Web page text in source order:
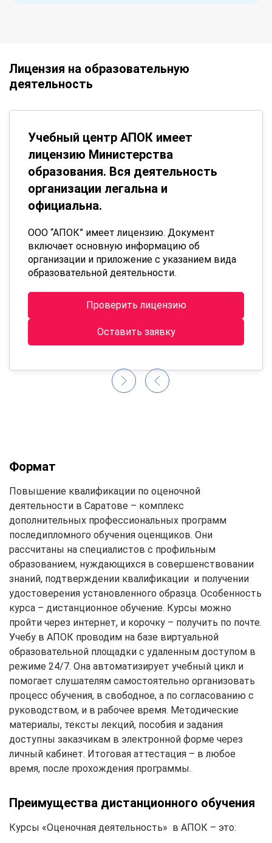
Лицензия на образовательную
деятельность
Учебный центр АПОК имеет
лицензию Министерства
образования. Вся деятельность
организации легальна и
официальна.
ООО “АПОК” имеет лицензию. Документ
включает основную информацию об
организации и приложение с указанием вида
образовательной деятельности.
Проверить лицензию
Оставить заявку
Формат
Повышение квалификации по оценочной
деятельности в Саратове – комплекс
дополнительных профессиональных программ
последипломного обучения оценщиков. Они
рассчитаны на специалистов с профильным
образованием, нуждающихся в совершенствовании
знаний, подтверждении квалификации и получении
удостоверения установленного образца. Особенность
курса – дистанционное обучение. Курсы можно
пройти через интернет, и корочку – получить по почте.
Учебу в АПОК проводим на базе виртуальной
образовательной площадки с удаленным доступом в
режиме 24/7. Она автоматизирует учебный цикл и
помогает слушателям самостоятельно организовать
процесс обучения, в свободное, а по согласованию с
руководством, и в рабочее время. Методические
материалы, тексты лекций, пособия и задания
доступны заказчикам в электронной форме через
личный кабинет. Итоговая аттестация – в любое
время, после прохождения программы.
Преимущества дистанционного обучения
Курсы «Оценочная деятельность» в АПОК – это: